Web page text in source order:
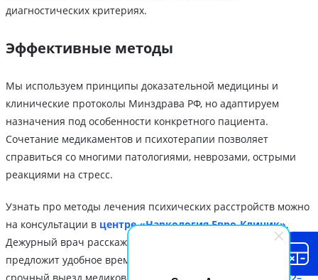
диагностических критериях.
Эффективные методы
Мы используем принципы доказательной медицины и
клинические протоколы Минздрава РФ, но адаптируем
назначения под особенности конкретного пациента.
Сочетание медикаментов и психотерапии позволяет
справиться со многими патологиями, неврозами, острыми
реакциями на стресс.
Узнать про методы лечения психических расстройств можно
на консультации в центре «Наркология Евро-Клиник».
Дежурный врач расскажет о ценах, предлагаемых услугах,
предложит удобное время для амбулаторного приёма или
срочный выезд медиков на дом. Горячая линия
8 (928) 292–